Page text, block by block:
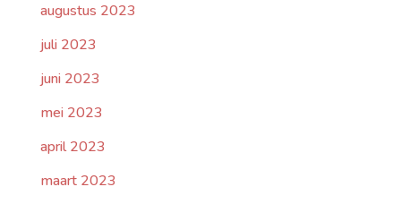
augustus 2023
juli 2023
juni 2023
mei 2023
april 2023
maart 2023